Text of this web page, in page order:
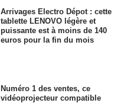
Arrivages Electro Dépot : cette
tablette LENOVO légère et
puissante est à moins de 140
euros pour la fin du mois
Numéro 1 des ventes, ce
vidéoprojecteur compatible